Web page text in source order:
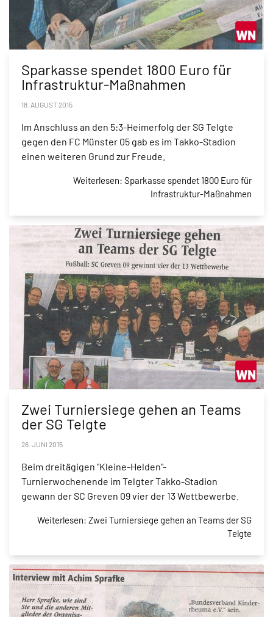
Sparkasse spendet 1800 Euro für
Infrastruktur-Maßnahmen
18. AUGUST 2015
Im Anschluss an den 5:3-Heimerfolg der SG Telgte
gegen den FC Münster 05 gab es im Takko-Stadion
einen weiteren Grund zur Freude.
Weiterlesen: Sparkasse spendet 1800 Euro für
Infrastruktur-Maßnahmen
Zwei Turniersiege gehen an Teams
der SG Telgte
26. JUNI 2015
Beim dreitägigen "Kleine-Helden"-
Turnierwochenende im Telgter Takko-Stadion
gewann der SC Greven 09 vier der 13 Wettbewerbe.
Weiterlesen: Zwei Turniersiege gehen an Teams der SG
Telgte